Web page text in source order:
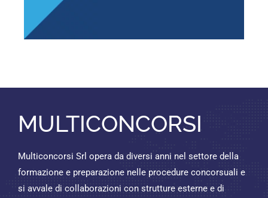
MULTICONCORSI
Multiconcorsi Srl opera da diversi anni nel settore della
formazione e preparazione nelle procedure concorsuali e
si avvale di collaborazioni con strutture esterne e di